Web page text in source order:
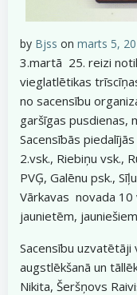
by Bjss on marts 5,
3.martā 25. reizi
vieglatlētikas
no sacensību
garšīgas pusdienas,
Sacensībās
2.vsk., Riebiņu vsk.,
PVĢ, Galēnu psk.,
Vārkavas novada
jaunietēm,
Sacensību
augstlēkšanā un
Nikita, Šeršņovs